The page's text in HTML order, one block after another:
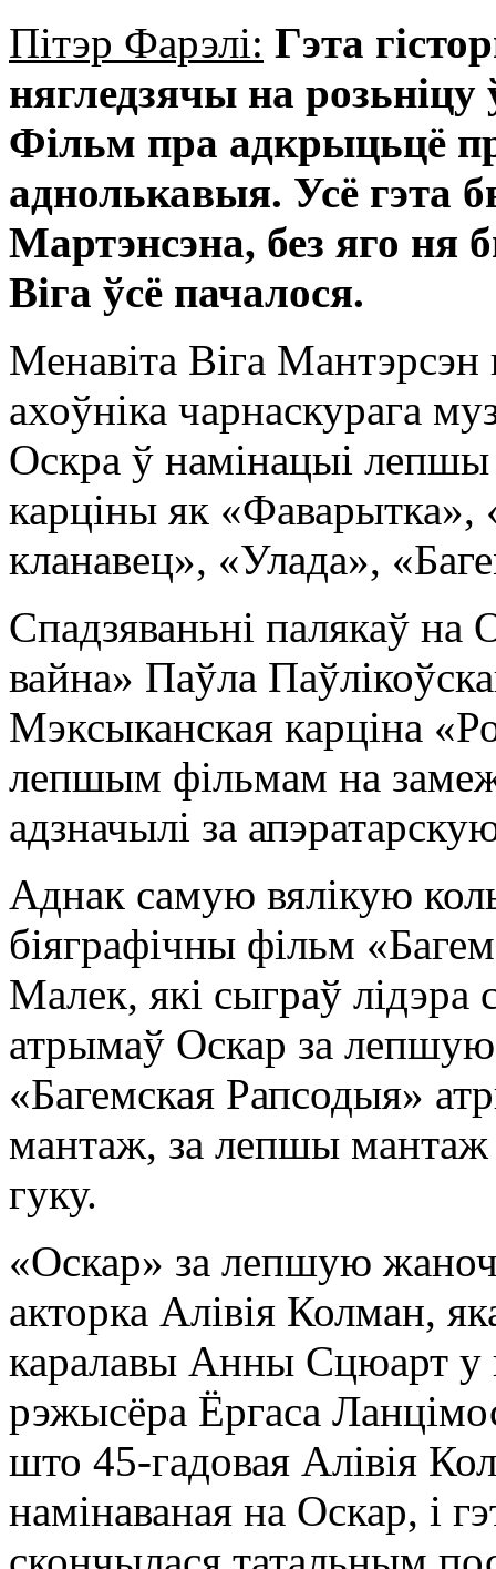
Пітэр Фарэлі: Гэта
нягледзячы на
Фільм пра адкрыцьцё
аднолькавыя. Усё гэта
Мартэнсэна, без яго ня
Віга ўсё пачалося.
Менавіта Віга
ахоўніка чарнаскурага
Оскра ў намінацыі
карціны як
кланавец», «Улада»,
Спадзяваньні палякаў
вайна» Паўла
Мэксыканская карціна
лепшым фільмам на
адзначылі за
Аднак самую вялікую
біяграфічны фільм
Малек, які сыграў лідэра
атрымаў Оскар за
«Багемская Рапсодыя»
мантаж, за лепшы мантаж
гуку.
«Оскар» за лепшую
акторка Алівія Колман,
каралавы Анны Сцюарт у
рэжысёра Ёргаса
што 45-гадовая Алівія
намінаваная на Оскар, і